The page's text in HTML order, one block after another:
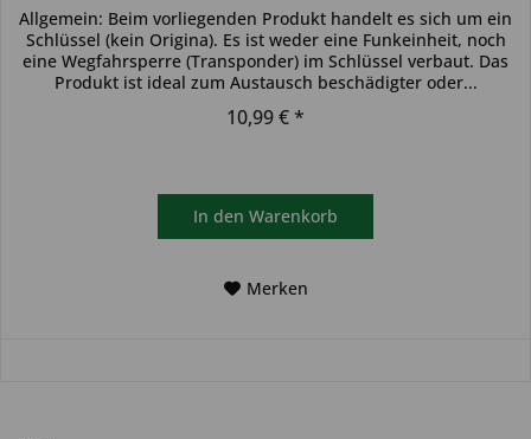
Allgemein: Beim vorliegenden Produkt handelt es sich um ein
Schlüssel (kein Origina). Es ist weder eine Funkeinheit, noch
eine Wegfahrsperre (Transponder) im Schlüssel verbaut. Das
Produkt ist ideal zum Austausch beschädigter oder...
10,99 € *
In den Warenkorb
Merken